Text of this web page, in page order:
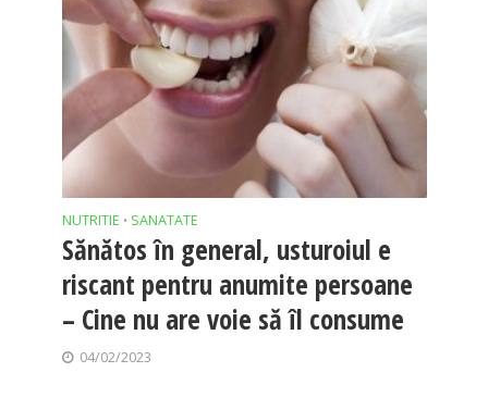
NUTRITIE • SANATATE
Sănătos în general, usturoiul e
riscant pentru anumite persoane
– Cine nu are voie să îl consume
04/02/2023